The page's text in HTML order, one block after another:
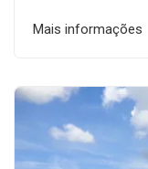
Mais informações